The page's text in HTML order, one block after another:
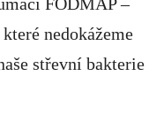
nedokážeme
střevní bakterie